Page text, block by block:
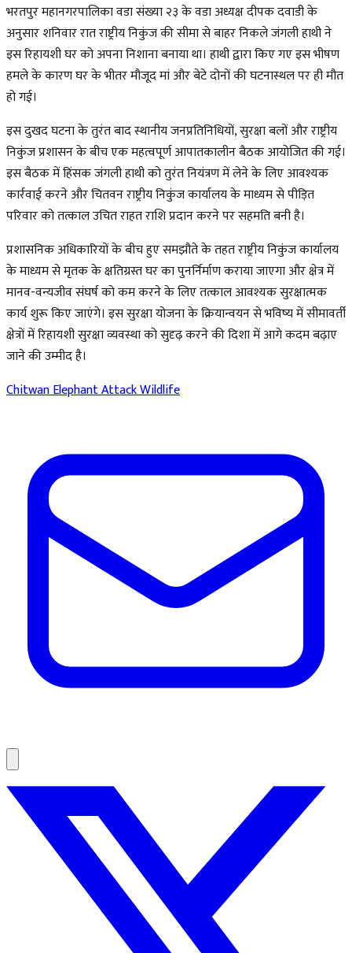
भरतपुर महानगरपालिका वडा संख्या २३ के वडा अध्यक्ष दीपक दवाडी के
अनुसार शनिवार रात राष्ट्रीय निकुंज की सीमा से बाहर निकले जंगली हाथी ने
इस रिहायशी घर को अपना निशाना बनाया था। हाथी द्वारा किए गए इस भीषण
हमले के कारण घर के भीतर मौजूद मां और बेटे दोनों की घटनास्थल पर ही मौत
हो गई।
इस दुखद घटना के तुरंत बाद स्थानीय जनप्रतिनिधियों, सुरक्षा बलों और राष्ट्रीय
निकुंज प्रशासन के बीच एक महत्वपूर्ण आपातकालीन बैठक आयोजित की गई।
इस बैठक में हिंसक जंगली हाथी को तुरंत नियंत्रण में लेने के लिए आवश्यक
कार्रवाई करने और चितवन राष्ट्रीय निकुंज कार्यालय के माध्यम से पीड़ित
परिवार को तत्काल उचित राहत राशि प्रदान करने पर सहमति बनी है।
प्रशासनिक अधिकारियों के बीच हुए समझौते के तहत राष्ट्रीय निकुंज कार्यालय
के माध्यम से मृतक के क्षतिग्रस्त घर का पुनर्निर्माण कराया जाएगा और क्षेत्र में
मानव-वन्यजीव संघर्ष को कम करने के लिए तत्काल आवश्यक सुरक्षात्मक
कार्य शुरू किए जाएंगे। इस सुरक्षा योजना के क्रियान्वयन से भविष्य में सीमावर्ती
क्षेत्रों में रिहायशी सुरक्षा व्यवस्था को सुदृढ़ करने की दिशा में आगे कदम बढ़ाए
जाने की उम्मीद है।
ChitwanElephant AttackWildlife